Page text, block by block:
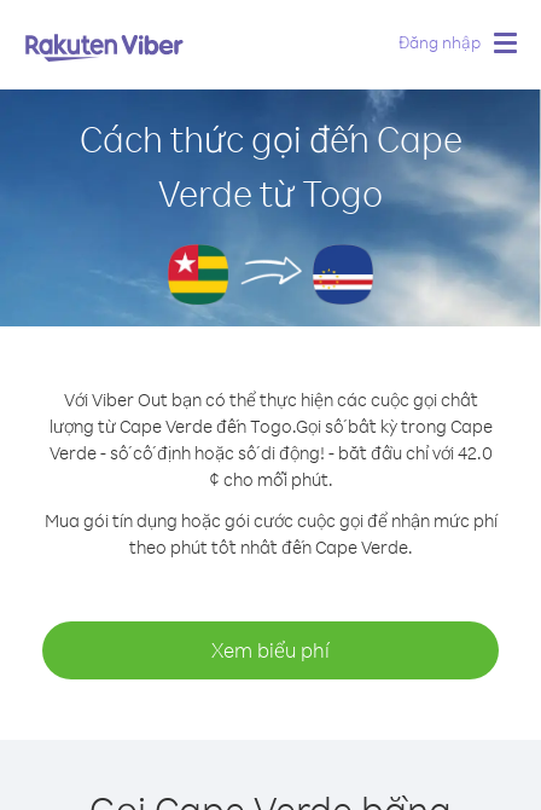
Đăng nhập
Cách thức gọi đến Cape
Verde từ Togo
Với Viber Out bạn có thể thực hiện các cuộc gọi chất
lượng từ Cape Verde đến Togo.Gọi số bất kỳ trong Cape
Verde - số cố định hoặc số di động! - bắt đầu chỉ với 42.0
¢ cho mỗi phút.
Mua gói tín dụng hoặc gói cước cuộc gọi để nhận mức phí
theo phút tốt nhất đến Cape Verde.
Xem biểu phí